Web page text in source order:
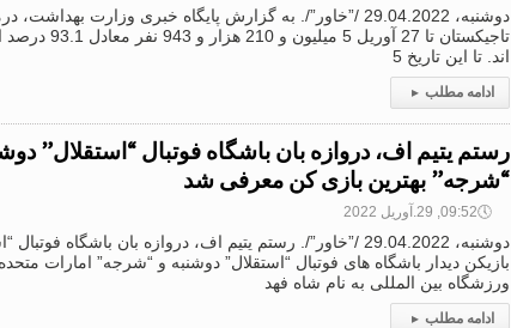
دوشنبه، 29.04.2022 /”خاور”/. به گزارش پایگاه خبری وزارت
تاجیکستان تا
اند. تا این تاریخ 5
ادامه مطلب ▸
رستم یتیم اف، دروازه بان باشگاه فوتبال “استقلال”
“شرجه” بهترین بازی کن معرفی شد
🕔09:52, 29.آوریل 2022
دوشنبه، 29.04.2022 /”خاور”/. رستم یتیم اف، دروازه بان باشگاه
بازیکن دیدار باشگاه های فوتبال “استقلال” دوشنبه و “شرجه” امارات
ورزشگاه بین المللی به نام شاه فهد
ادامه مطلب ▸